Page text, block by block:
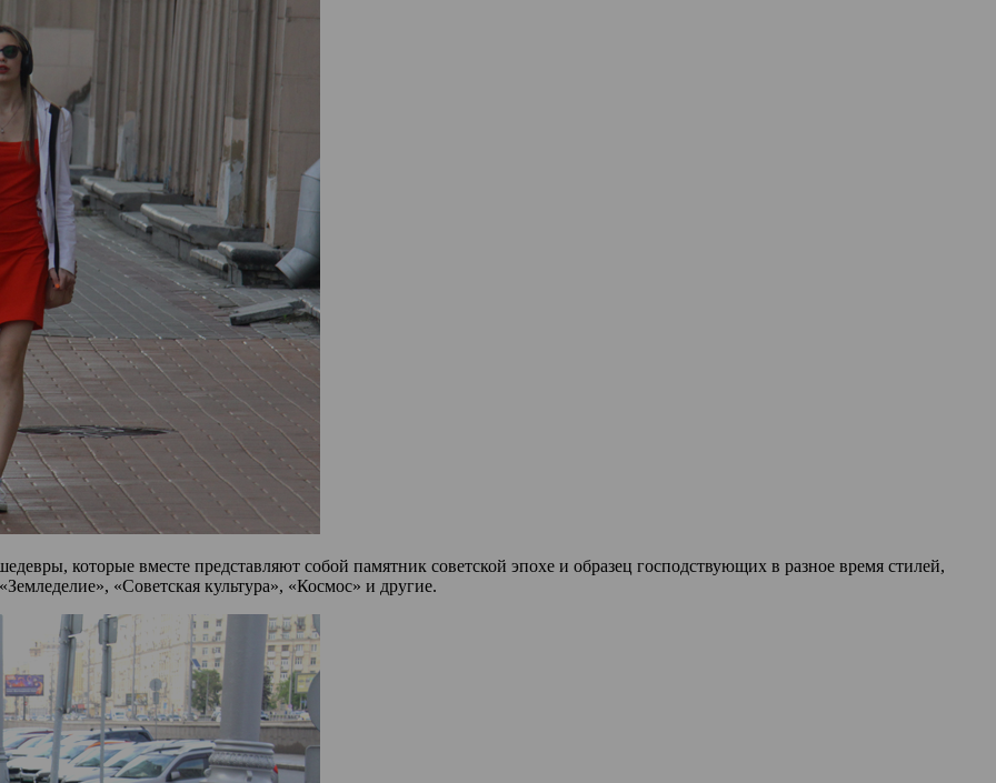
которые вместе представляют собой памятник советской эпохе и образец господствующих в разное время стилей,
«Советская культура», «Космос» и другие.